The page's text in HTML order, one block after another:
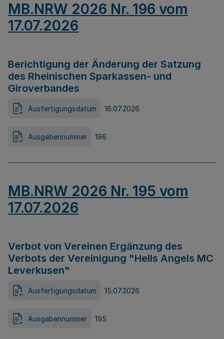
MB.NRW 2026 Nr. 196 vom
17.07.2026
Berichtigung der Änderung der Satzung
des Rheinischen Sparkassen- und
Giroverbandes
Ausfertigungsdatum 16.07.2026
Ausgabennummer 196
MB.NRW 2026 Nr. 195 vom
17.07.2026
Verbot von Vereinen Ergänzung des
Verbots der Vereinigung "Hells Angels MC
Leverkusen"
Ausfertigungsdatum 15.07.2026
Ausgabennummer 195